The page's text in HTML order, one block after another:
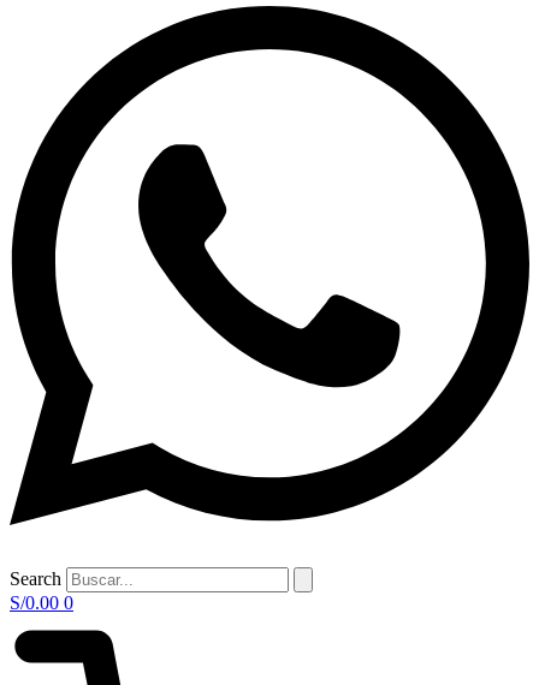
Search
S/0.00 0